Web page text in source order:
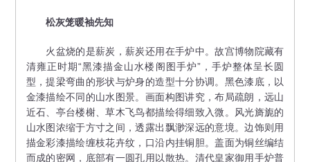
松灰笼暖袖先知
火盆烧的是薪炭，薪炭还用在手炉中。故宫博物院藏有
清雍正时期“黑漆描金山水楼阁图手炉”，手炉整体呈长圆
型，提梁弯曲的形状与炉身的造型十分协调。黑色漆底，以
金漆描绘不同的山水图景。画面构图讲究，布局疏朗，远山
近石、亭台楼榭、草木飞鸟都描绘得细致入微。风光旖旎的
山水图浓缩于方寸之间，透露出飘渺深远的意境。边饰则用
描金彩漆描绘缠枝花卉纹，口沿内挂铜胆。盖面为铜丝编结
而成的密网，底部有一圆孔用以散热。清代皇家御用手炉普